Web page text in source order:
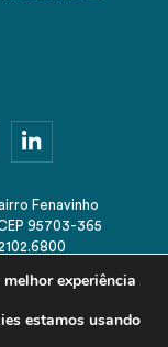
Fenavinho
95703-365
experiência
estamos usando